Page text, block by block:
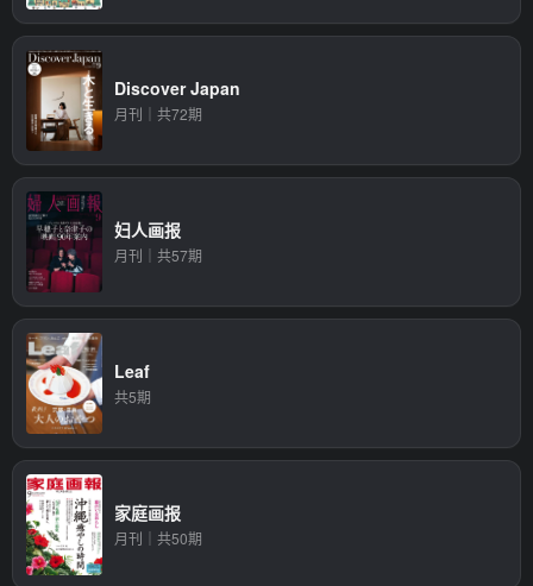
Discover Japan
月刊｜共72期
妇人画报
月刊｜共57期
Leaf
共5期
家庭画报
月刊｜共50期